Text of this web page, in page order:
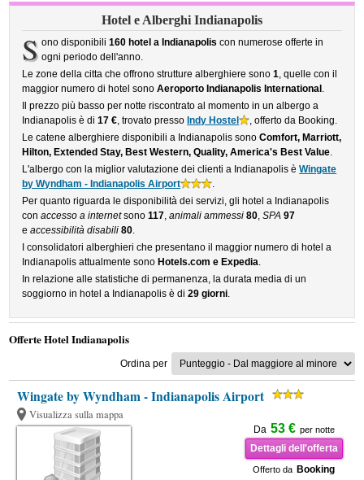
Hotel e Alberghi Indianapolis
S ono disponibili 160 hotel a Indianapolis con numerose offerte in
ogni periodo dell'anno.
Le zone della citta che offrono strutture alberghiere sono1, quelle con il
maggior numero di hotel sonoAeroporto Indianapolis International .
Il prezzo più basso per notte riscontrato al momento in un albergo a
Indianapolis è di17 €, trovato presso Indy Hostel
, offerto da Booking.
Le catene alberghiere disponibili a Indianapolis sonoComfort, Marriott,
Hilton, Extended Stay, Best Western, Quality, America's Best Value.
L'albergo con la miglior valutazione dei clienti a Indianapolis èWingate
by Wyndham - Indianapolis Airport
.
Per quanto riguarda le disponibilità dei servizi, gli hotel a Indianapolis
conaccesso a internetsono117,animali ammessi 80,SPA 97
eaccessibilità disabili 80.
I consolidatori alberghieri che presentano il maggior numero di hotel a
Indianapolis attualmente sono Hotels.com e Expedia.
In relazione alle statistiche di permanenza, la durata media di un
soggiorno in hotel a Indianapolis è di29 giorni.
Offerte Hotel Indianapolis
Ordina per
Wingate by Wyndham - Indianapolis Airport
Visualizza sulla mappa
Da 53 € per notte
Dettagli dell'offerta
Offerto da Booking